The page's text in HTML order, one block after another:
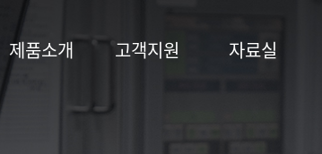
제품소개 고객지원 자료실